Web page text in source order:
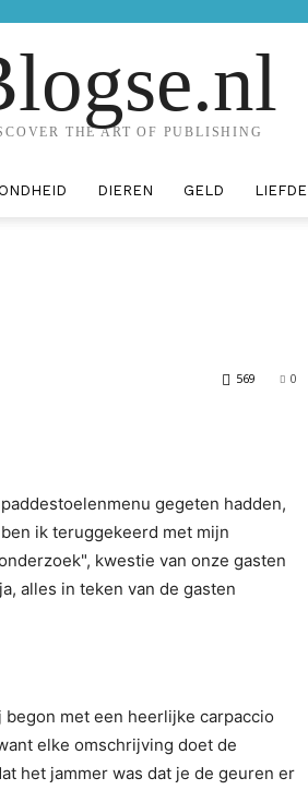
THE ART OF PUBLISHING
DIEREN GELD LIEFDE
0
569
gegeten hadden,
ik teruggekeerd met mijn
kwestie van onze gasten
alles in teken van de gasten
met een heerlijke carpaccio
elke omschrijving doet de
het jammer was dat je de geuren er